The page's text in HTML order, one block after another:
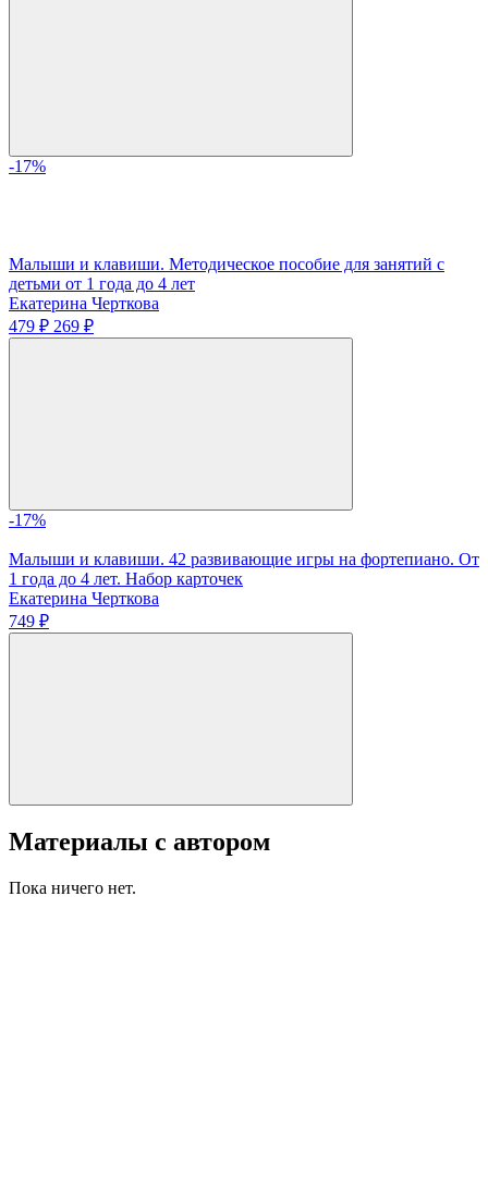
-17%
Малыши и клавиши. Методическое пособие для занятий с
детьми от 1 года до 4 лет
Екатерина Черткова
479 ₽ 269 ₽
-17%
Малыши и клавиши. 42 развивающие игры на фортепиано. От
1 года до 4 лет. Набор карточек
Екатерина Черткова
749 ₽
Материалы с автором
Пока ничего нет.